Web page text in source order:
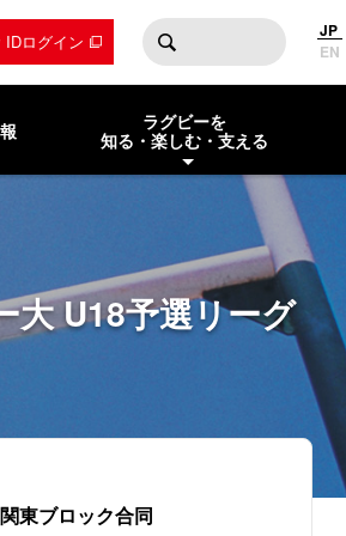
IDログイン
JP
EN
ラグビーを
知る・楽しむ・支える
大 U18予選リーグ
東ブロック合同